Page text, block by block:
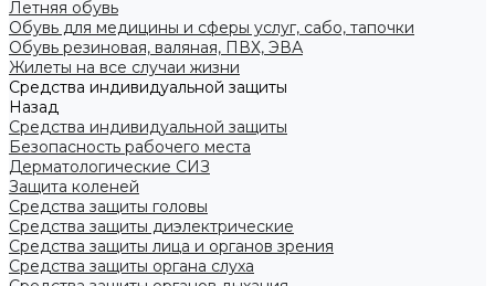
Летняя обувь
Обувь для медицины и сферы услуг, сабо, тапочки
Обувь резиновая, валяная, ПВХ, ЭВА
Жилеты на все случаи жизни
Средства индивидуальной защиты
Назад
Средства индивидуальной защиты
Безопасность рабочего места
Дерматологические СИЗ
Защита коленей
Средства защиты головы
Средства защиты диэлектрические
Средства защиты лица и органов зрения
Средства защиты органа слуха